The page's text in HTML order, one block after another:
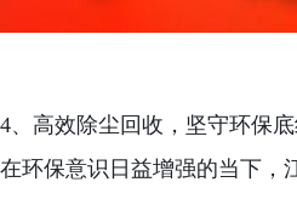
4、高效除尘回收，坚守环保
在环保意识日益增强的当下，